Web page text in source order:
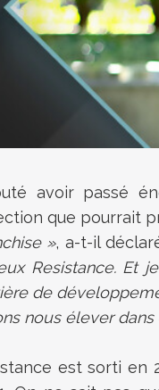
avoir passé
que pourrait
», a-t-il
Resistance. Et
de
nous élever
est sorti en